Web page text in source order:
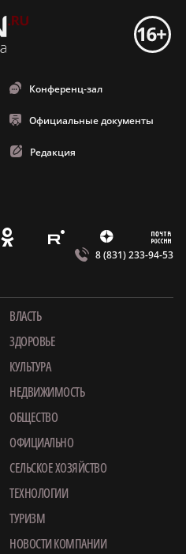
Конференц-зал
Официальные документы
Редакция
O E Z m
8 (831) 233-94-53
ВЛАСТЬ
ЗДОРОВЬЕ
КУЛЬТУРА
НЕДВИЖИМОСТЬ
ОБЩЕСТВО
ОФИЦИАЛЬНО
СЕЛЬСКОЕ ХОЗЯЙСТВО
ТЕХНОЛОГИИ
ТУРИЗМ
НОВОСТИ КОМПАНИИ